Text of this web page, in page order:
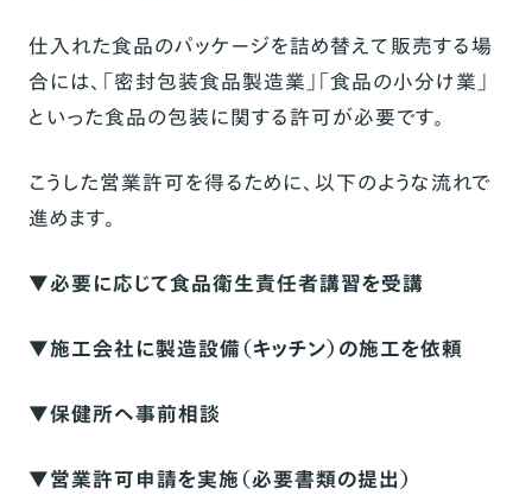
仕入れた食品のパッケージを詰め替えて販売する場
合には、「密封包装食品製造業」「食品の小分け業」
といった食品の包装に関する許可が必要です。
こうした営業許可を得るために、以下のような流れで
進めます。
▼必要に応じて食品衛生責任者講習を受講
▼施工会社に製造設備（キッチン）の施工を依頼
▼保健所へ事前相談
▼営業許可申請を実施（必要書類の提出）